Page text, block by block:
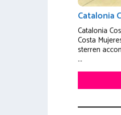
Catalonia
Catalonia
Costa
sterren
...